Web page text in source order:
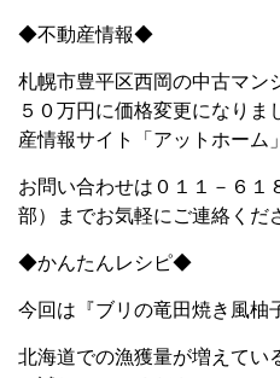
◆不動産情報◆
札幌市豊平区西岡の中古マン
５０万円に価格変更になり
産情報サイト「アットホーム
お問い合わせは０１１－６１
部）までお気軽にご連絡くだ
◆かんたんレシピ◆
今回は『ブリの竜田焼き風柚
北海道での漁獲量が増えてい